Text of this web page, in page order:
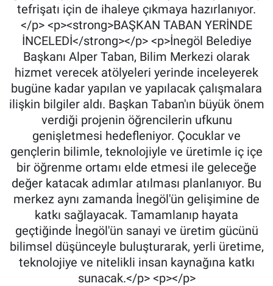
tefrişatı için de ihaleye çıkmaya hazırlanıyor.
</p> <p><strong>BAŞKAN TABAN YERİNDE
İNCELEDİ</strong></p> <p>İnegöl Belediye
Başkanı Alper Taban, Bilim Merkezi olarak
hizmet verecek atölyeleri yerinde inceleyerek
bugüne kadar yapılan ve yapılacak çalışmalara
ilişkin bilgiler aldı. Başkan Taban'ın büyük önem
verdiği projenin öğrencilerin ufkunu
genişletmesi hedefleniyor. Çocuklar ve
gençlerin bilimle, teknolojiyle ve üretimle iç içe
bir öğrenme ortamı elde etmesi ile geleceğe
değer katacak adımlar atılması planlanıyor. Bu
merkez aynı zamanda İnegöl'ün gelişimine de
katkı sağlayacak. Tamamlanıp hayata
geçtiğinde İnegöl'ün sanayi ve üretim gücünü
bilimsel düşünceyle buluşturarak, yerli üretime,
teknolojiye ve nitelikli insan kaynağına katkı
sunacak.</p> <p></p>